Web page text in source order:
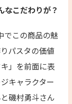
こだわりが？
でこの商品の魅
パスタの価値
」を前面に表
キャラクター
磯村勇斗さん